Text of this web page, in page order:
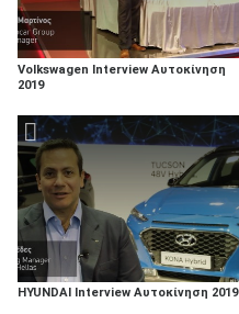
Volkswagen Interview Αυτοκίνηση
2019
HYUNDAI Interview Αυτοκίνηση 2019